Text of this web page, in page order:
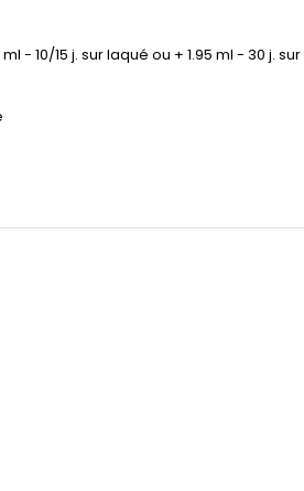
- 10/15 j. sur laqué ou + 1.95 ml - 30 j.